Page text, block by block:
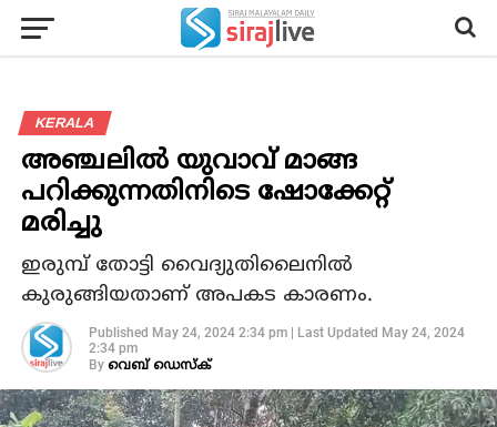
KERALA
അഞ്ചലില്‍ യുവാവ് മാങ്ങ
പറിക്കുന്നതിനിടെ ഷോക്കേറ്റ്
മരിച്ചു
ഇരുമ്പ് തോട്ടി വൈദ്യുതിലൈനില്‍
കുരുങ്ങിയതാണ് അപകട കാരണം.
Published May 24, 2024 2:34 pm| Last Updated May 24, 2024
2:34 pm
By വെബ് ഡെസ്‌ക്